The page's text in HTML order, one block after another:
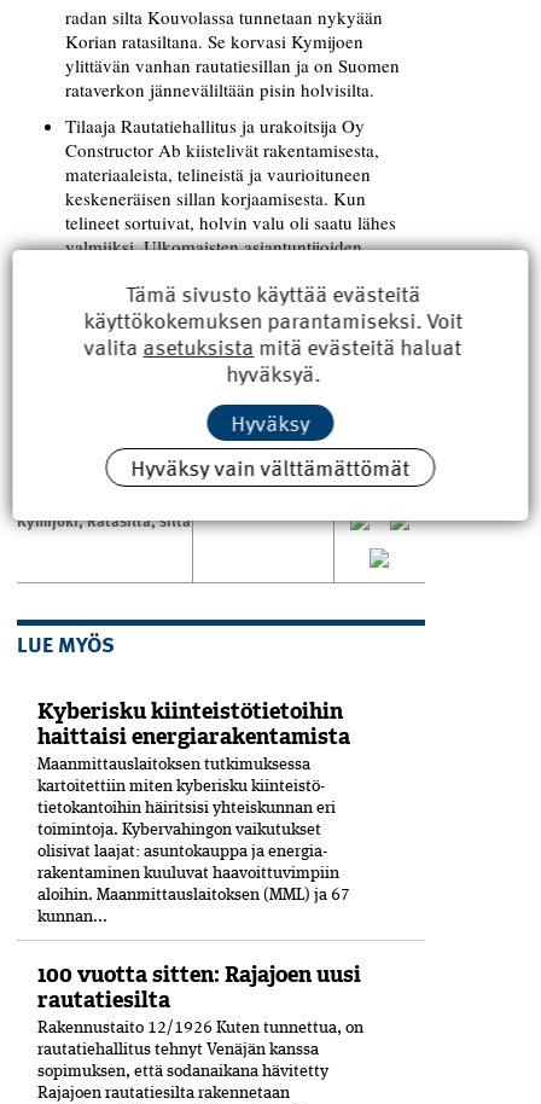
radan silta Kouvolassa tunnetaan nykyään
Korian rata­siltana. Se korvasi Kymijoen
ylittävän vanhan rautatiesillan ja on Suomen
rataverkon jänneväliltään pisin holvisilta.
Tilaaja Rautatiehallitus ja urakoitsija Oy
Constructor Ab kiistelivät rakentamisesta,
materiaaleista, telineistä ja vaurioituneen
keskeneräisen sillan korjaa­misesta. Kun
telineet sortuivat, holvin valu oli saatu lähes
valmiiksi. Ulko­maisten asiantuntijoiden
purkamisen sijaan.
EsitelmöitsijäManne Muoniovaaraoli
Constructorin toimi­tusjohtaja.
100 vuotta
Kymijoki,Ratasilta,silta
Jaa
artikkeli
LUE MYÖS
Kyberisku kiinteistötietoihin
haittaisi energiarakentamista
Maanmittauslaitoksen tutkimuksessa
kartoitettiin miten kyberisku kiinteistö­
tietokantoihin häiritsisi yhteiskunnan eri
toimintoja. Kyber­vahingon vaikutukset
olisivat laajat: asuntokauppa ja energia­
rakentaminen kuuluvat haavoittuvimpiin
aloihin. Maanmittauslaitoksen (MML) ja 67
kunnan...
100 vuotta sitten: Rajajoen uusi
rautatiesilta
Rakennustaito 12/1926 Kuten tunnettua, on
rautatiehallitus tehnyt Venäjän kanssa
sopimuksen, että sodanaikana hävitetty
Rajajoen rautatiesilta rakennetaan
Tämä sivusto käyttää evästeitä
käyttökokemuksen parantamiseksi. Voit
valita asetuksista mitä evästeitä haluat
hyväksyä.
Hyväksy
Hyväksy vain välttämättömät